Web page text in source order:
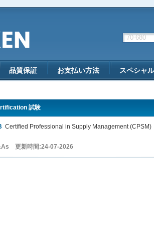
品質保証 お支払い方法 スペシャ
試験
Certified Professional in Supply Management (CPSM)
更新時間:24-07-2026